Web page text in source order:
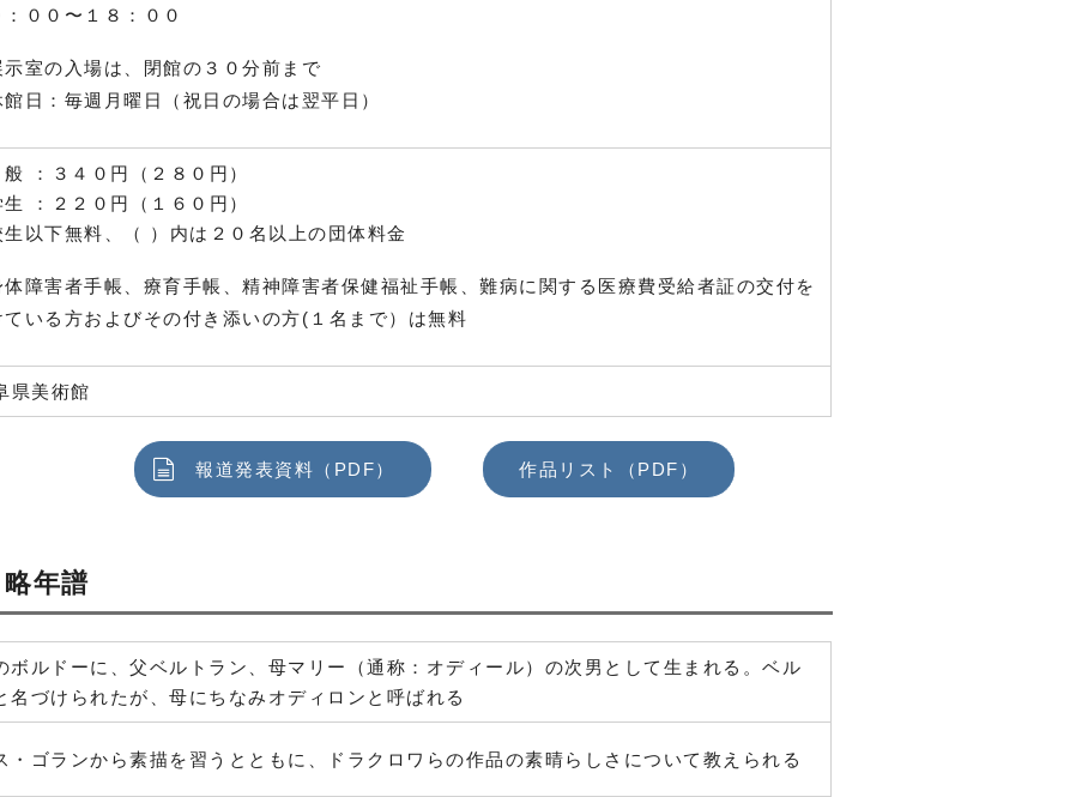
：００〜１８：００
室の入場は、閉館の３０分前まで
日：毎週月曜日（祝日の場合は翌平日）
：３４０円（２８０円）
生 ：２２０円（１６０円）
生以下無料、（ ）内は２０名以上の団体料金
障害者手帳、療育手帳、精神障害者保健福祉手帳、難病に関する医療費受給者証の交付を
ている方およびその付き添いの方(１名まで）は無料
県美術館
報道発表資料（PDF） 作品リスト（PDF）
年譜
ボルドーに、父ベルトラン、母マリー（通称：オディール）の次男として生まれる。ベル
名づけられたが、母にちなみオディロンと呼ばれる
・ゴランから素描を習うとともに、ドラクロワらの作品の素晴らしさについて教えられる